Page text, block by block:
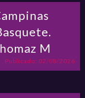
M
Publicado: 02/08/2026